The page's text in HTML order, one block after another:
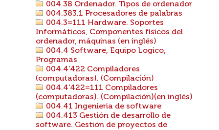
004.38 Ordenador. Tipos de ordenador
004.383.1 Procesadores de palabras
004.3=111 Hardware. Soportes
Informáticos, Componentes físicos del
ordenador, máquinas (en inglés)
004.4 Software, Equipo Logico,
Programas
004.4'422 Compiladores
(computadoras). (Compilación)
004.4'422=111 Compiladores
(computadoras). (Compilación)(en inglés)
004.41 Ingenieria de software
004.413 Gestión de desarrollo de
software. Gestión de proyectos de